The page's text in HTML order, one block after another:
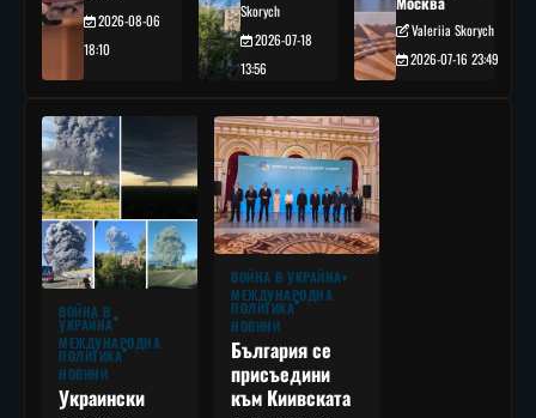
2026-08-06
18:10
Skorych
2026-07-18
13:56
Valeriia Skorych
2026-07-16 23:49
ВОЙНА В
УКРАЙНА
МЕЖДУНАРОДНА
ПОЛИТИКА
НОВИНИ
Украински
ВОЙНА В УКРАЙНА
МЕЖДУНАРОДНА
ПОЛИТИКА
НОВИНИ
България се
присъедини
към Киивската